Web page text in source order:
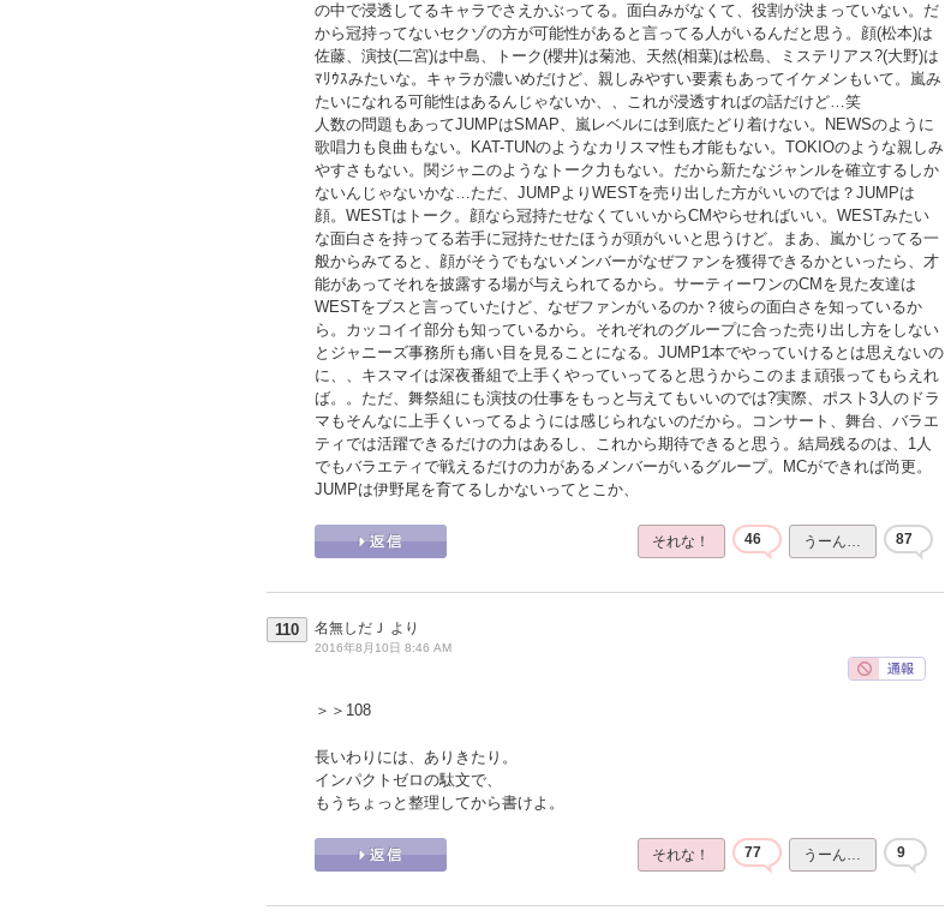
の中で浸透してるキャラでさえかぶってる。面白みがなくて、役割が決まっていない。だ
から冠持ってないセクゾの方が可能性があると言ってる人がいるんだと思う。顔(松本)は
佐藤、演技(二宮)は中島、トーク(櫻井)は菊池、天然(相葉)は松島、ミステリアス?(大野)は
ﾏﾘｳｽみたいな。キャラが濃いめだけど、親しみやすい要素もあってイケメンもいて。嵐み
たいになれる可能性はあるんじゃないか、、これが浸透すればの話だけど…笑
人数の問題もあってJUMPはSMAP、嵐レベルには到底たどり着けない。NEWSのように
歌唱力も良曲もない。KAT-TUNのようなカリスマ性も才能もない。TOKIOのような親しみ
やすさもない。関ジャニのようなトーク力もない。だから新たなジャンルを確立するしか
ないんじゃないかな…ただ、JUMPよりWESTを売り出した方がいいのでは？JUMPは
顔。WESTはトーク。顔なら冠持たせなくていいからCMやらせればいい。WESTみたい
な面白さを持ってる若手に冠持たせたほうが頭がいいと思うけど。まあ、嵐かじってる一
般からみてると、顔がそうでもないメンバーがなぜファンを獲得できるかといったら、才
能があってそれを披露する場が与えられてるから。サーティーワンのCMを見た友達は
WESTをブスと言っていたけど、なぜファンがいるのか？彼らの面白さを知っているか
ら。カッコイイ部分も知っているから。それぞれのグループに合った売り出し方をしない
とジャニーズ事務所も痛い目を見ることになる。JUMP1本でやっていけるとは思えないの
に、、キスマイは深夜番組で上手くやっていってると思うからこのまま頑張ってもらえれ
ば。。ただ、舞祭組にも演技の仕事をもっと与えてもいいのでは?実際、ポスト3人のドラ
マもそんなに上手くいってるようには感じられないのだから。コンサート、舞台、バラエ
ティでは活躍できるだけの力はあるし、これから期待できると思う。結局残るのは、1人
でもバラエティで戦えるだけの力があるメンバーがいるグループ。MCができれば尚更。
JUMPは伊野尾を育てるしかないってとこか、
それな！ 46 うーん… 87
110 名無しだＪ より
2016年8月10日 8:46 AM
＞＞108
長いわりには、ありきたり。
インパクトゼロの駄文で、
もうちょっと整理してから書けよ。
それな！ 77 うーん… 9